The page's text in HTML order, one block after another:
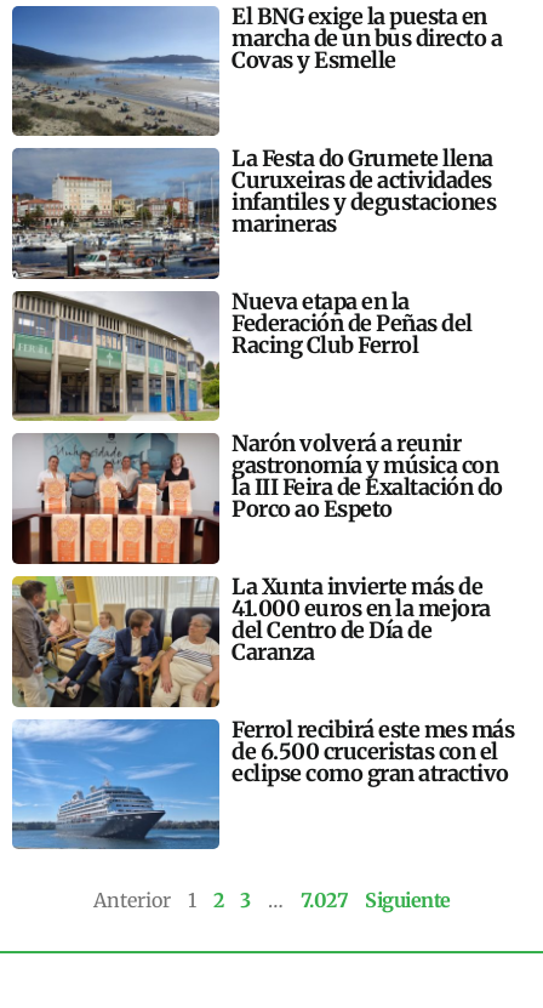
El BNG exige la puesta en
marcha de un bus directo a
Covas y Esmelle
La Festa do Grumete llena
Curuxeiras de actividades
infantiles y degustaciones
marineras
Nueva etapa en la
Federación de Peñas del
Racing Club Ferrol
Narón volverá a reunir
gastronomía y música con
la III Feira de Exaltación do
Porco ao Espeto
La Xunta invierte más de
41.000 euros en la mejora
del Centro de Día de
Caranza
Ferrol recibirá este mes más
de 6.500 cruceristas con el
eclipse como gran atractivo
Anterior 1 2 3 … 7.027 Siguiente